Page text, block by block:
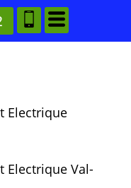
Electrique
Electrique Val-